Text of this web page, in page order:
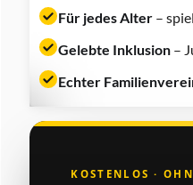
Für jedes Alter –
Gelebte Inklusion –
Echter
KOSTENLOS ·